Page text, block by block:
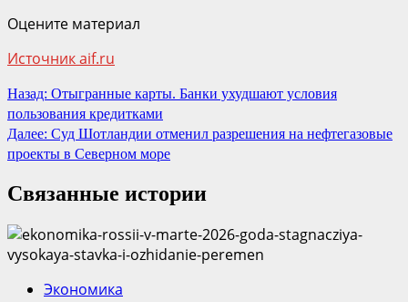
Оцените материал
Источник aif.ru
Продолжить
чтение
Назад: Отыгранные карты. Банки ухудшают условия
пользования кредитками
Далее: Суд Шотландии отменил разрешения на нефтегазовые
проекты в Северном море
Связанные истории
Экономика